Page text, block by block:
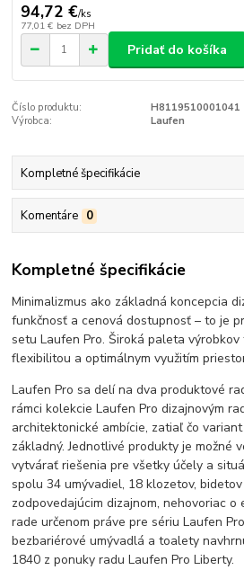
94,72 €/ks
77,01 € bez DPH
Pridať do košíka
Číslo produktu:
H8119510001041
Výrobca:
Laufen
Kompletné špecifikácie
Komentáre 0
Kompletné špecifikácie
Minimalizmus ako základná koncepcia
funkčnosť a cenová dostupnosť – to je
setu Laufen Pro. Široká paleta
flexibilitou a optimálnym využitím
Laufen Pro sa delí na dva produktové
rámci kolekcie Laufen Pro dizajnovým
architektonické ambície, zatiaľ čo
základný. Jednotlivé produkty je možné
vytvárať riešenia pre všetky účely a
spolu 34 umývadiel, 18 klozetov,
zodpovedajúcim dizajnom, nehovoriac o
rade určenom práve pre sériu Laufen
bezbariérové umývadlá a toalety
1840 z ponuky radu Laufen Pro Liberty.